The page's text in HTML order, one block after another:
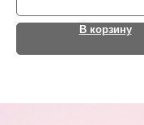
В корзину